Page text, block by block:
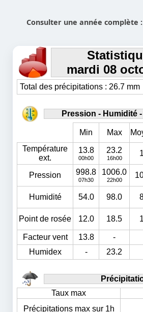
Consulter une année complète :